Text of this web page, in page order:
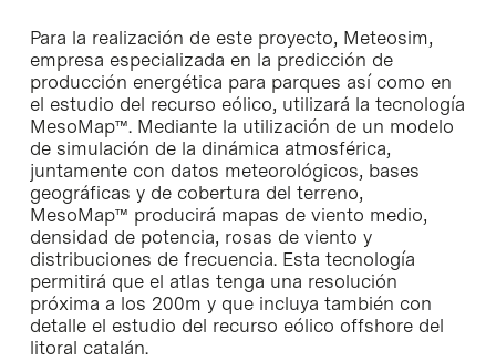
Para la realización de este proyecto, Meteosim,
empresa especializada en la predicción de
producción energética para parques así como en
el estudio del recurso eólico, utilizará la tecnología
MesoMap™. Mediante la utilización de un modelo
de simulación de la dinámica atmosférica,
juntamente con datos meteorológicos, bases
geográficas y de cobertura del terreno,
MesoMap™ producirá mapas de viento medio,
densidad de potencia, rosas de viento y
distribuciones de frecuencia. Esta tecnología
permitirá que el atlas tenga una resolución
próxima a los 200m y que incluya también con
detalle el estudio del recurso eólico offshore del
litoral catalán.